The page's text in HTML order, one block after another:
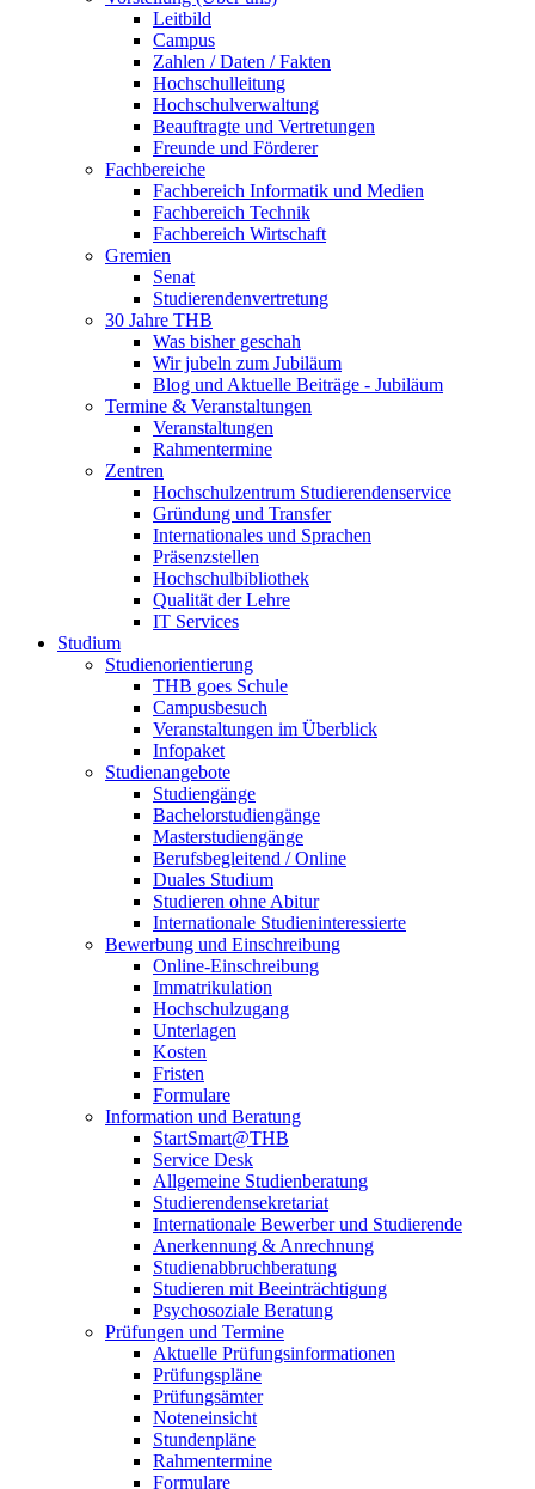
Leitbild
Campus
Zahlen / Daten / Fakten
Hochschulleitung
Hochschulverwaltung
Beauftragte und Vertretungen
Freunde und Förderer
Fachbereiche
Fachbereich Informatik und Medien
Fachbereich Technik
Fachbereich Wirtschaft
Gremien
Senat
Studierendenvertretung
30 Jahre THB
Was bisher geschah
Wir jubeln zum Jubiläum
Blog und Aktuelle Beiträge - Jubiläum
Termine & Veranstaltungen
Veranstaltungen
Rahmentermine
Zentren
Hochschulzentrum Studierendenservice
Gründung und Transfer
Internationales und Sprachen
Präsenzstellen
Hochschulbibliothek
Qualität der Lehre
IT Services
Studium
Studienorientierung
THB goes Schule
Campusbesuch
Veranstaltungen im Überblick
Infopaket
Studienangebote
Studiengänge
Bachelorstudiengänge
Masterstudiengänge
Berufsbegleitend / Online
Duales Studium
Studieren ohne Abitur
Internationale Studieninteressierte
Bewerbung und Einschreibung
Online-Einschreibung
Immatrikulation
Hochschulzugang
Unterlagen
Kosten
Fristen
Formulare
Information und Beratung
StartSmart@THB
Service Desk
Allgemeine Studienberatung
Studierendensekretariat
Internationale Bewerber und Studierende
Anerkennung & Anrechnung
Studienabbruchberatung
Studieren mit Beeinträchtigung
Psychosoziale Beratung
Prüfungen und Termine
Aktuelle Prüfungsinformationen
Prüfungspläne
Prüfungsämter
Noteneinsicht
Stundenpläne
Rahmentermine
Formulare